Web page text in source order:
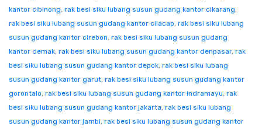
kantor cibinong, rak besi siku lubang susun gudang kantor cikarang,
rak besi siku lubang susun gudang kantor cilacap, rak besi siku lubang
susun gudang kantor cirebon, rak besi siku lubang susun gudang
kantor demak, rak besi siku lubang susun gudang kantor denpasar, rak
besi siku lubang susun gudang kantor depok, rak besi siku lubang
susun gudang kantor garut, rak besi siku lubang susun gudang kantor
gorontalo, rak besi siku lubang susun gudang kantor indramayu, rak
besi siku lubang susun gudang kantor jakarta, rak besi siku lubang
susun gudang kantor jambi, rak besi siku lubang susun gudang kantor